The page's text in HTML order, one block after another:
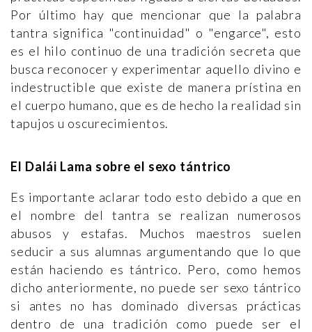
Por último hay que mencionar que la palabra
tantra significa "continuidad" o "engarce", esto
es el hilo continuo de una tradición secreta que
busca reconocer y experimentar aquello divino e
indestructible que existe de manera prístina en
el cuerpo humano, que es de hecho la realidad sin
tapujos u oscurecimientos.
El Dalái Lama sobre el sexo tántrico
Es importante aclarar todo esto debido a que en
el nombre del tantra se realizan numerosos
abusos y estafas. Muchos maestros suelen
seducir a sus alumnas argumentando que lo que
están haciendo es tántrico. Pero, como hemos
dicho anteriormente, no puede ser sexo tántrico
si antes no has dominado diversas prácticas
dentro de una tradición como puede ser el